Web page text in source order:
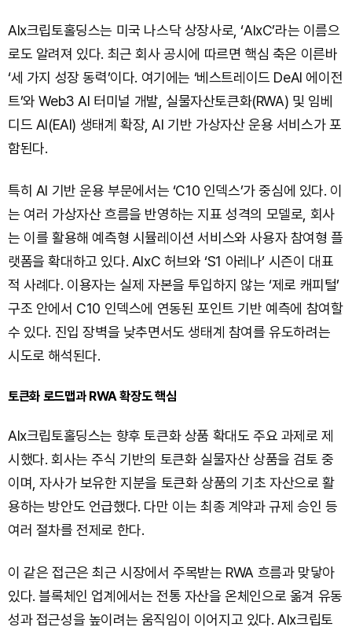
AIx크립토홀딩스는 미국 나스닥 상장사로, ‘AIxC’라는 이름으
로도 알려져 있다. 최근 회사 공시에 따르면 핵심 축은 이른바
‘세 가지 성장 동력’이다. 여기에는 ‘베스트레이드 DeAI 에이전
트’와 Web3 AI 터미널 개발, 실물자산토큰화(RWA) 및 임베
디드 AI(EAI) 생태계 확장, AI 기반 가상자산 운용 서비스가 포
함된다.
특히 AI 기반 운용 부문에서는 ‘C10 인덱스’가 중심에 있다. 이
는 여러 가상자산 흐름을 반영하는 지표 성격의 모델로, 회사
는 이를 활용해 예측형 시뮬레이션 서비스와 사용자 참여형 플
랫폼을 확대하고 있다. AIxC 허브와 ‘S1 아레나’ 시즌이 대표
적 사례다. 이용자는 실제 자본을 투입하지 않는 ‘제로 캐피털’
구조 안에서 C10 인덱스에 연동된 포인트 기반 예측에 참여할
수 있다. 진입 장벽을 낮추면서도 생태계 참여를 유도하려는
시도로 해석된다.
토큰화 로드맵과 RWA 확장도 핵심
AIx크립토홀딩스는 향후 토큰화 상품 확대도 주요 과제로 제
시했다. 회사는 주식 기반의 토큰화 실물자산 상품을 검토 중
이며, 자사가 보유한 지분을 토큰화 상품의 기초 자산으로 활
용하는 방안도 언급했다. 다만 이는 최종 계약과 규제 승인 등
여러 절차를 전제로 한다.
이 같은 접근은 최근 시장에서 주목받는 RWA 흐름과 맞닿아
있다. 블록체인 업계에서는 전통 자산을 온체인으로 옮겨 유동
성과 접근성을 높이려는 움직임이 이어지고 있다. AIx크립토